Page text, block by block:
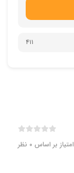
411
امتیاز بر اساس 0 نظر